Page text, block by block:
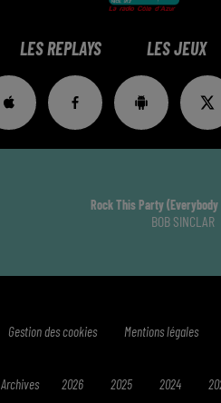
LES REPLAYS LES JEUX
Rock This Party (everybody
BOB SINCLAR
Gestion des cookies Mentions légales
Archives 2026 2025 2024